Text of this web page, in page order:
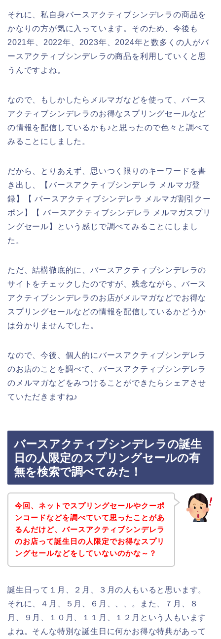
それに、私自身バースアクティブシンデレラの商品を
かなりの方が気に入っています。そのため、今後も
2021年、2022年、2023年、2024年と数多くの人がバ
ースアクティブシンデレラの商品を利用していくと思
うんですよね。
なので、もしかしたらメルマガなどを使って、バース
アクティブシンデレラのお得なスプリングセールなど
の情報を配信しているかも♪と思ったので色々と調べて
みることにしました。
だから、とりあえず、思いつく限りのキーワードを書
き出し、【バースアクティブシンデレラ メルマガ登
録】【 バースアクティブシンデレラ メルマガ割引クー
ポン】【 バースアクティブシンデレラ メルマガスプリ
ングセール】という感じで調べてみることにしまし
た。
ただ、結構徹底的に、バースアクティブシンデレラの
サイトをチェックしたのですが、残念ながら、バース
アクティブシンデレラのお店がメルマガなどでお得な
スプリングセールなどの情報を配信しているかどうか
は分かりませんでした。
なので、今後、個人的にバースアクティブシンデレラ
のお店のことを調べて、バースアクティブシンデレラ
のメルマガなどをみつけることができたらシェアさせ
ていただきますね♪
バースアクティブシンデレラの誕生
日の人限定のスプリングセールの有
無を検索で調べてみた！
今回、ネットでスプリングセールやクーポ
ンコードなどを調べていて思ったことがあ
るんだけど、バースアクティブシンデレラ
のお店って誕生日の人限定でお得なスプリ
ングセールなどをしていないのかな～？
誕生日って１月、２月、３月の人もいると思います。
それに、４月、５月、６月、、、。また、７月、８
月、９月、１０月、１１月、１２月という人もいます
よね。そんな特別な誕生日に何かお得な特典があって